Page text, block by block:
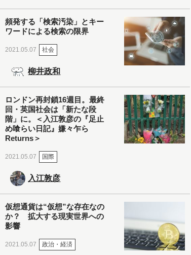
頻発する「検索汚染」とキー
ワードによる検索の限界
2021.05.07 社会
柳井政和
ロンドン再封鎖16週目。最終
回・英国社会は「新たな段
階」に。＜入江敦彦の『足止
め喰らい日記』嫌々乍ら
Returns＞
2021.05.07 国際
入江敦彦
仮想通貨は“仮想”な存在なの
か？ 拡大する現実世界への
影響
2021.05.07 政治・経済